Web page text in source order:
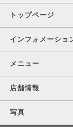
トップページ
インフォメーショ
メニュー
店舗情報
写真